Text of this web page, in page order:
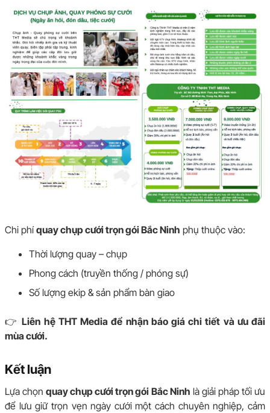
Chi phíquay chụp cưới trọn gói Bắc Ninh phụ thuộc vào:
Thời lượng quay – chụp
Phong cách (truyền thống / phóng sự)
Số lượng ekip & sản phẩm bàn giao
👉Liên hệ THT Media để nhận báo giá chi tiết và ưu đãi
mùa cưới.
Kết luận
Lựa chọnquay chụp cưới trọn gói Bắc Ninh là giải pháp tối ưu
để lưu giữ trọn vẹn ngày cưới một cách chuyên nghiệp, cảm